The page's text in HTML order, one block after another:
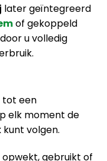
later geïntegreerd
of gekoppeld
u volledig
tot een
elk moment de
kunt volgen.
gebruikt of